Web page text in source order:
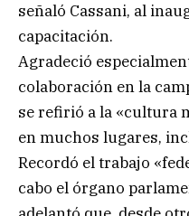
señaló Cassani, al
capacitación.
Agradeció
colaboración en la
se refirió a la «cultura
en muchos lugares,
Recordó el trabajo
cabo el órgano